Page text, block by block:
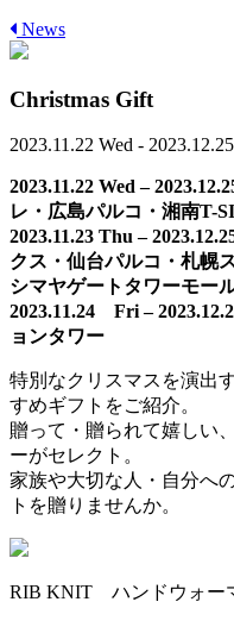
News
Christmas Gift
2023.11.22 Wed -
2023.11.22 Wed –
レ・広島パルコ・湘南T-
2023.11.23 Thu –
クス・仙台パルコ・札幌
シマヤゲートタワーモー
2023.11.24 Fri –
ョンタワー
特別なクリスマスを演出
すめギフトをご紹介。
贈って・贈られて嬉しい
ーがセレクト。
家族や大切な人・自分へ
トを贈りませんか。
RIB KNIT ハンドウォー